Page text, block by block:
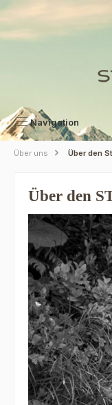
Zum Hauptinhalt springen
Navigation
Über uns Über den
Über den